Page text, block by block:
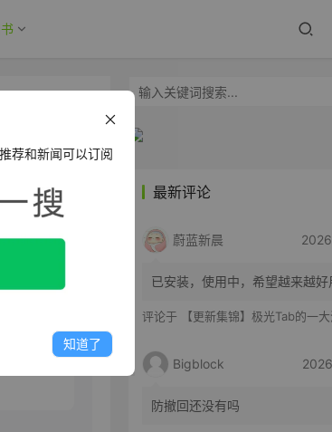
，一个
数实现
动未重
”提供了
最新评论
蔚蓝新晨
已安装，使用中，希望越来越好
评论于 【更新集锦】极光Tab的一大波超实用功能来啦！你最
Bigblock
防撤回还没有吗
荐和新闻可以订阅
知道了